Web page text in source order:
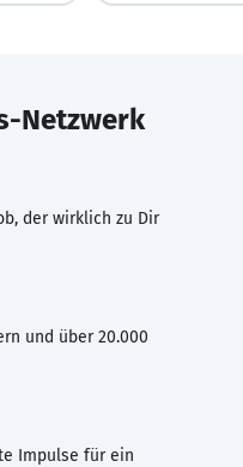
Netzwerk
der wirklich zu Dir
und über 20.000
Impulse für ein